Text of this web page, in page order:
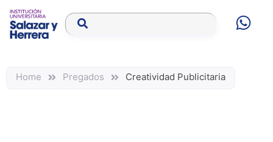
Home Pregados Creatividad Publicitaria